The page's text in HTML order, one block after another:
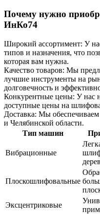
Почему нужно
ИнКо74
Широкий ассортимент: У
типов и назначения, что
которая вам нужна.
Качество товаров: Мы
лучшие инструменты на
долговечность и
Конкурентные цены: У нас
доступные цены на
Доставка: Мы
и Челябинской области.
Тип машин
Вибрационные
Плоскошлифовальные
Эксцентриковые